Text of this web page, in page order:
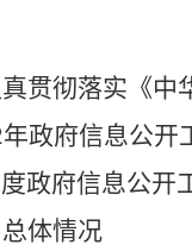
贯彻落实《中
年政府信息公开
政府信息公开
体情况